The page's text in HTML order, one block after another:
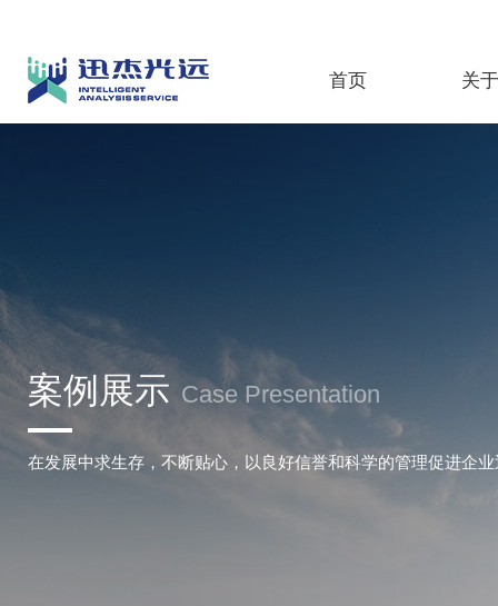
首页 关
案例展示 Case Presentation
在发展中求生存，不断贴心，以良好信誉和科学的管理促进企